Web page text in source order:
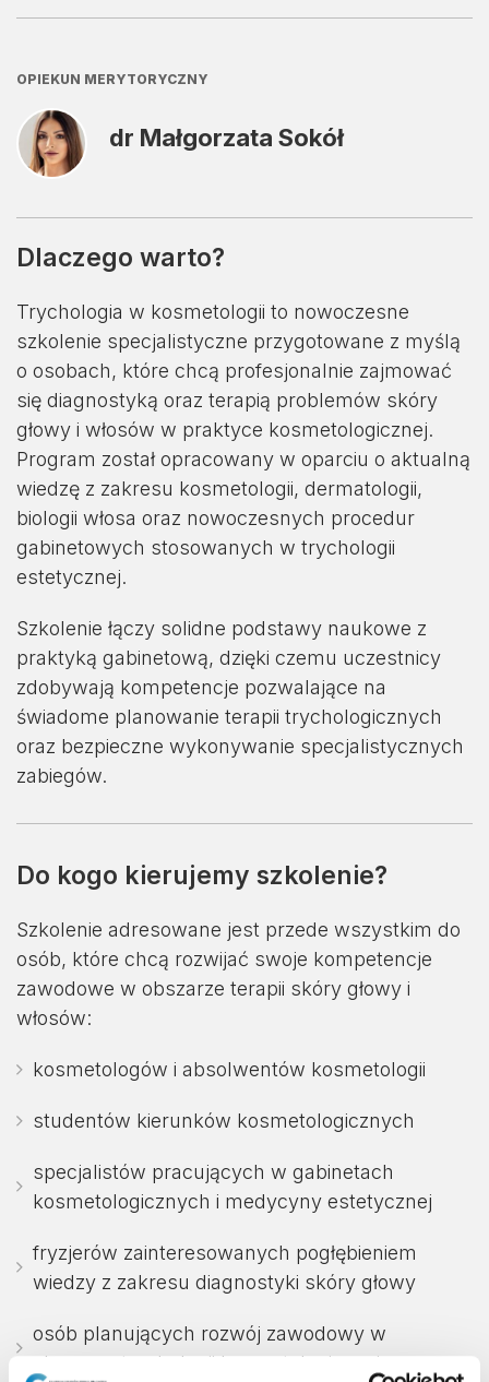
OPIEKUN MERYTORYCZNY
dr Małgorzata Sokół
Dlaczego warto?
Trychologia w kosmetologii to nowoczesne
szkolenie specjalistyczne przygotowane z myślą
o osobach, które chcą profesjonalnie zajmować
się diagnostyką oraz terapią problemów skóry
głowy i włosów w praktyce kosmetologicznej.
Program został opracowany w oparciu o aktualną
wiedzę z zakresu kosmetologii, dermatologii,
biologii włosa oraz nowoczesnych procedur
gabinetowych stosowanych w trychologii
estetycznej.
Szkolenie łączy solidne podstawy naukowe z
praktyką gabinetową, dzięki czemu uczestnicy
zdobywają kompetencje pozwalające na
świadome planowanie terapii trychologicznych
oraz bezpieczne wykonywanie specjalistycznych
zabiegów.
Do kogo kierujemy szkolenie?
Szkolenie adresowane jest przede wszystkim do
osób, które chcą rozwijać swoje kompetencje
zawodowe w obszarze terapii skóry głowy i
włosów:
kosmetologów i absolwentów kosmetologii
studentów kierunków kosmetologicznych
specjalistów pracujących w gabinetach
kosmetologicznych i medycyny estetycznej
fryzjerów zainteresowanych pogłębieniem
wiedzy z zakresu diagnostyki skóry głowy
osób planujących rozwój zawodowy w
obszarze trychologii kosmetologicznej